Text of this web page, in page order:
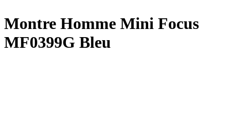
Montre Homme Mini Focus
MF0399G Bleu